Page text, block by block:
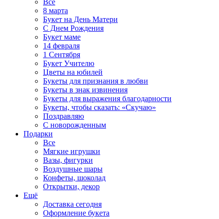
Все
8 марта
Букет на День Матери
С Днем Рождения
Букет маме
14 февраля
1 Сентября
Букет Учителю
Цветы на юбилей
Букеты для признания в любви
Букеты в знак извинения
Букеты для выражения благодарности
Букеты, чтобы сказать: «Скучаю»
Поздравляю
С новорожденным
Подарки
Все
Мягкие игрушки
Вазы, фигурки
Воздушные шары
Конфеты, шоколад
Открытки, декор
Ещё
Доставка сегодня
Оформление букета